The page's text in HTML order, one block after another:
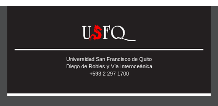
Universidad San Francisco de Quito
Diego de Robles y Vía Interoceánica
+593 2 297 1700